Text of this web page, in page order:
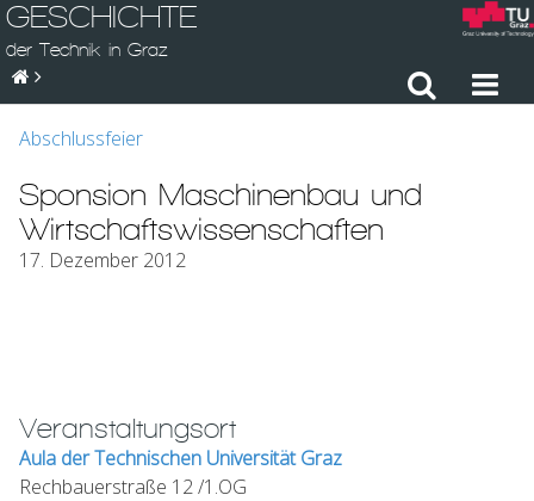
GESCHICHTE
der Technik in Graz
Abschlussfeier
Sponsion Maschinenbau und
Wirtschaftswissenschaften
17. Dezember 2012
Veranstaltungsort
Aula der Technischen Universität Graz
Rechbauerstraße 12 /1.OG